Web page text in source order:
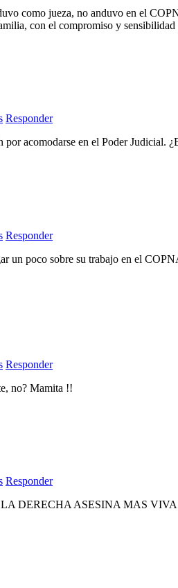
como jueza, no anduvo en el
con el compromiso y
Responder
por acomodarse en el Poder Judicial.
Responder
un poco sobre su trabajo en el
Responder
no? Mamita !!
Responder
DERECHA ASESINA MAS